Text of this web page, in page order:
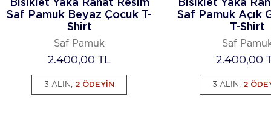
Bisiklet Yaka Rahat Resim
Saf Pamuk Beyaz Çocuk T-
Shirt
Saf Pamuk
2.400,00 TL
3 ALIN, 2 ÖDEYİN
Bisiklet Yaka
Saf Pamuk Açık
T-Shirt
Saf
2.400,00
3 ALIN, 2